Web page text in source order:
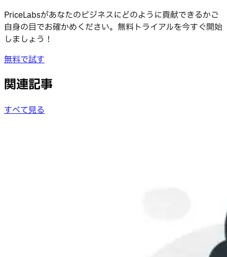
PriceLabsがあなたのビジネスにどのように貢献できるかご
自身の目でお確かめください。無料トライアルを今すぐ開始
しましょう！
無料で試す
関連記事
すべて見る